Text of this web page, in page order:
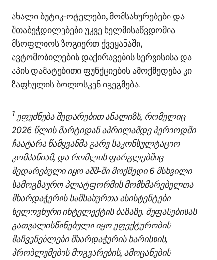
ახალი ბუტიკ‑ოტელები, მომსახურებები და
შთაბეჭდილებები უკვე ხელმისაწვდომია
მსოფლიოს ზოგიერთ ქვეყანაში,
ავტომობილების დაქირავების სერვისისა და
აპის დამატებითი ფუნქციების ამოქმედება კი
ზაფხულის ბოლოსკენ იგეგმება.
1 ეფუძნება შედარებით ანალიზს, რომელიც
2026 წლის მარტიდან აპრილამდე პერიოდში
ჩაატარა წამყვანმა გარე საკონსულტაციო
კომპანიამ, და რომლის ფარგლებშიც
შედარებული იყო აშშ‑ში მოქმედი 6 მსხვილი
სამოგზაურო პლატფორმის მომხმარებელთა
მხარდაჭერის სამსახურთა ასისტენტები
ხელოვნური ინტელექტის ბაზაზე. შეფასებისას
გათვალისწინებული იყო ეფექტურობის
მაჩვენებლები მხარდაჭერის ხარისხის,
პრობლემების მოგვარების, ამოცანების